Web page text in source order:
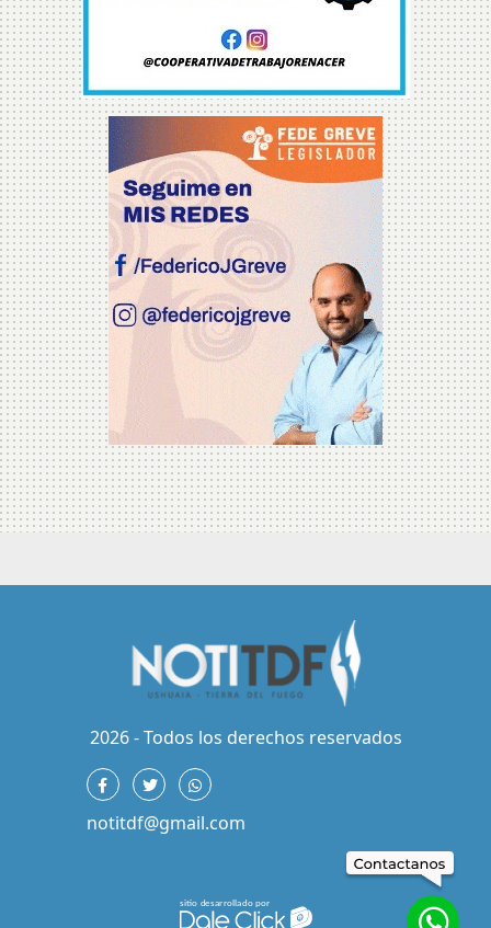
2026 - Todos los derechos reservados
notitdf@gmail.com